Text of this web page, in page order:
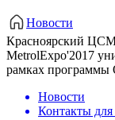
Новости
Красноярский
MetrolExpo'2017
рамках
Новости
Контакты